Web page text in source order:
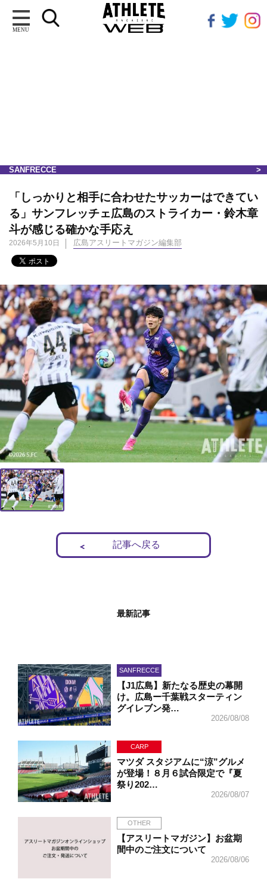
MENU
SANFRECCE
「しっかりと相手に合わせたサッカーはできてい
る」サンフレッチェ広島のストライカー・鈴木章
斗が感じる確かな手応え
2026年5月10日 広島アスリートマガジン編集部
記事へ戻る
最新記事
SANFRECCE
【J1広島】新たなる歴史の幕開
け。広島ー千葉戦スターティン
グイレブン発…
2026/08/08
CARP
マツダ スタジアムに“涼”グルメ
が登場！８月６試合限定で『夏
祭り202…
2026/08/07
OTHER
【アスリートマガジン】お盆期
間中のご注文について
2026/08/06